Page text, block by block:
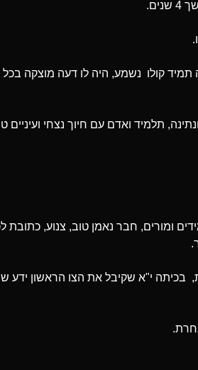
קולו נשמע, היה לו דעה מוצקה בכל
תלמיד ואדם עם חיוך נצחי ועיניים
ומורים, חבר נאמן טוב, צנוע, כתובת
בכיתה י"א שקיבל את הצו הראשון ידע